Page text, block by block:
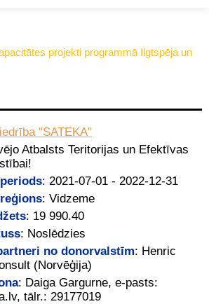
projekti programmā Ilgtspēja un
"SATEKA"
Atbalsts Teritorijas un Efektīvas
: 2021-07-01 - 2022-12-31
: Vidzeme
: 19 990.40
: Noslēdzies
no donorvalstīm: Henric
(Norvēģija)
: Daiga Gargurne, e-pasts:
tālr.: 29177019